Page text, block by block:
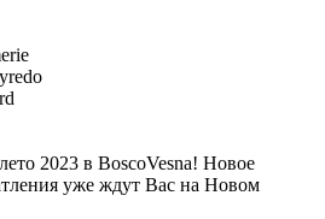
2023 в BoscoVesna! Новое
уже ждут Вас на Новом